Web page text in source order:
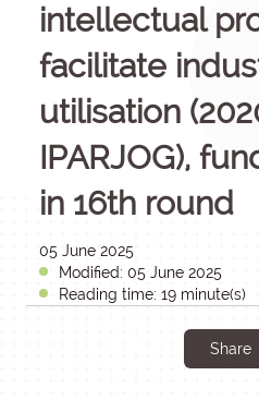
intellectual
facilitate
utilisation
IPARJOG),
in 16th round
05 June 2025
Modified: 05 June 2025
Reading time: 19 minute(s)
Share